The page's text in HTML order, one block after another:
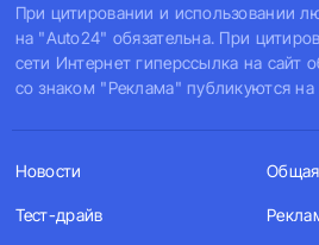
При цитировании и использовании
на "Auto24" обязательна. При
сети Интернет гиперссылка на сайт
со знаком "Реклама" публикуются
Новости
Тест-драйв